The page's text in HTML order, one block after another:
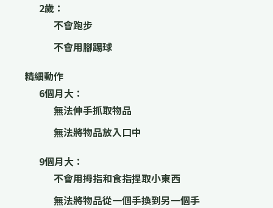
2歲：
不會跑步
不會用腳踢球
精細動作
6個月大：
無法伸手抓取物品
無法將物品放入口中
9個月大：
不會用拇指和食指捏取小東西
無法將物品從一個手換到另一個手